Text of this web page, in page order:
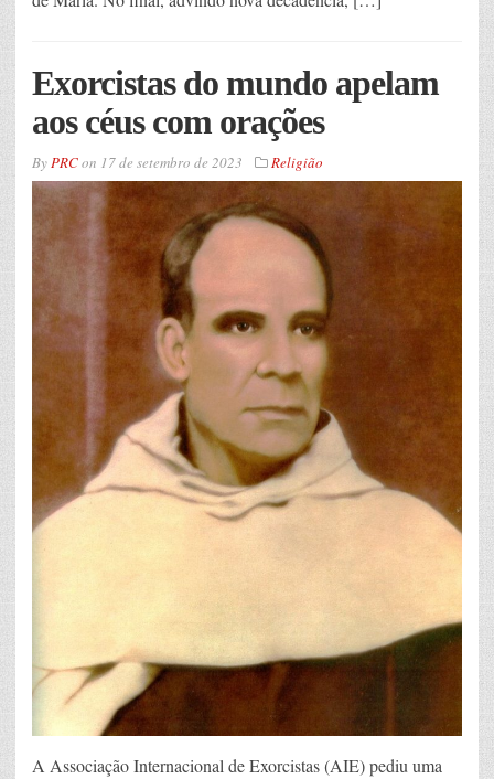
Exorcistas do mundo apelam
aos céus com orações
By PRCon 17 de setembro de 2023 Religião
A Associação Internacional de Exorcistas (AIE) pediu uma